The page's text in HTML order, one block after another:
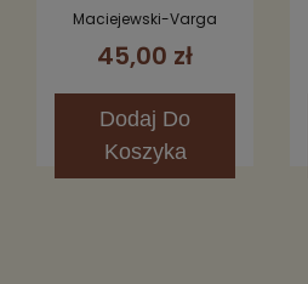
Maciejewski-Varga
45,00 zł
Dodaj Do
Koszyka